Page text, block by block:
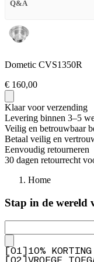
Q&A
Dometic CVS1350R
€ 160,00
Klaar voor verzending
Levering binnen 3–5
Veilig en betrouwbaar
Betaal veilig en
Eenvoudig retourneren
30 dagen retourrecht
Home
Stap in de wereld
01
10%